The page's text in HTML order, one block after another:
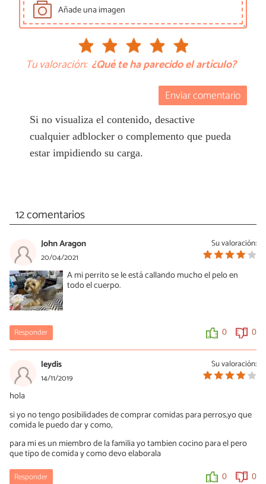
Añade una imagen
Tu valoración: ¿Qué te ha parecido el artículo?
Enviar comentario
Si no visualiza el contenido, desactive
cualquier adblocker o complemento que pueda
estar impidiendo su carga.
12 comentarios
Su valoración:
John Aragon
20/04/2021
A mi perrito se le está callando mucho el pelo en
todo el cuerpo.
Responder 0 0
Su valoración:
leydis
14/11/2019
hola
si yo no tengo posibilidades de comprar comidas para perros,yo que
comida le puedo dar y como,
para mi es un miembro de la familia yo tambien cocino para el pero
que tipo de comida y como devo elaborala
Responder 0 0